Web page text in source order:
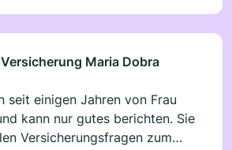
Maria Dobra
seit einigen Jahren von Frau
kann nur gutes berichten. Sie
Versicherungsfragen zum